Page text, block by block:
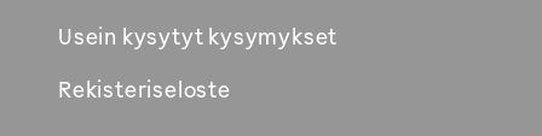
Usein kysytyt kysymykset
Rekisteriseloste